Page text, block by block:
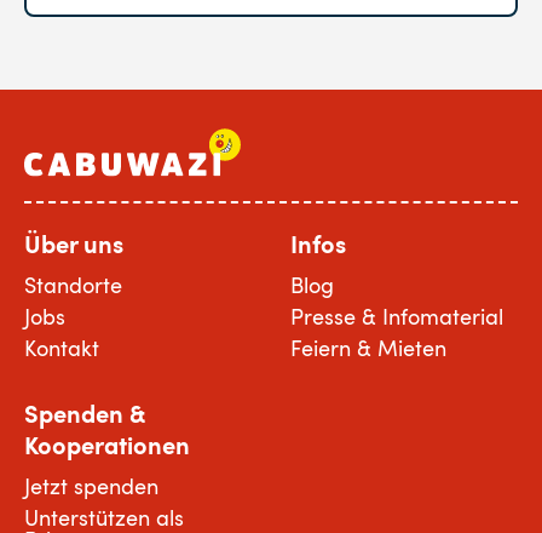
Über uns
Standorte
Jobs
Kontakt
Infos
Blog
Presse & Infomaterial
Feiern & Mieten
Spenden &
Kooperationen
Jetzt spenden
Unterstützen als